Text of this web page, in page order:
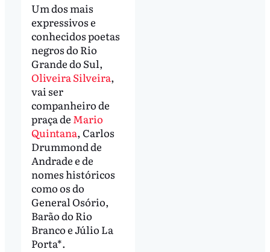
Um dos mais
expressivos e
conhecidos poetas
negros do Rio
Grande do Sul,
Oliveira Silveira,
vai ser
companheiro de
praça de Mario
Quintana, Carlos
Drummond de
Andrade e de
nomes históricos
como os do
General Osório,
Barão do Rio
Branco e Júlio La
Porta*.